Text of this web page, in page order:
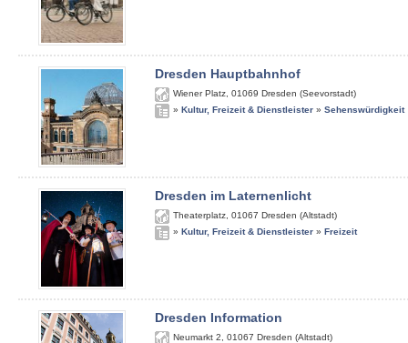
Dresden Hauptbahnhof
Wiener Platz 01069 Dresden (Seevorstadt)
» Kultur, Freizeit & Dienstleister » Sehenswürdigkeit
Dresden im Laternenlicht
Theaterplatz 01067 Dresden (Altstadt)
» Kultur, Freizeit & Dienstleister » Freizeit
Dresden Information
Neumarkt 2 01067 Dresden (Altstadt)